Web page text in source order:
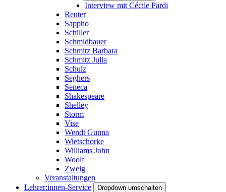
Interview mit Cécile Pardi
Reuter
Sappho
Schiller
Schmidbauer
Schmitz Barbara
Schmitz Julia
Schulz
Seghers
Seneca
Shakespeare
Shelley
Storm
Vise
Wendt Gunna
Wietschorke
Williams John
Woolf
Zweig
Veranstaltungen
Lehrer:innen-Service
Dropdown umschalten